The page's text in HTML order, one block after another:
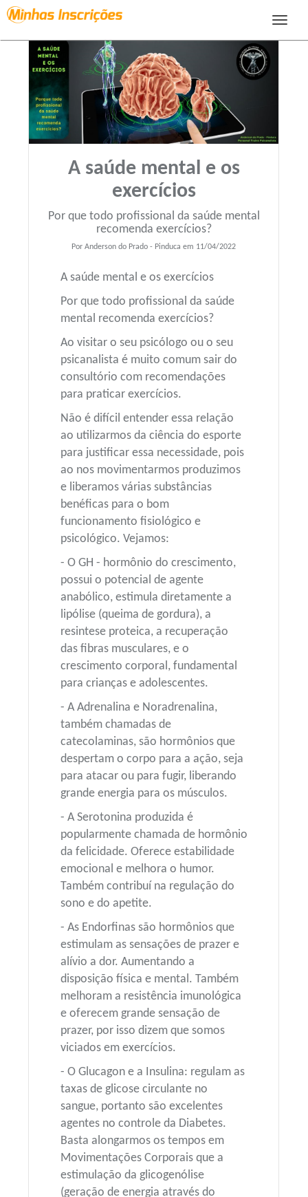
Toggle
A saúde mental e os
exercícios
Por que todo profissional da saúde mental
recomenda exercícios?
Por Anderson do Prado - Pinduca em 11/04/2022
A saúde mental e os exercícios
Por que todo profissional da saúde
mental recomenda exercícios?
Ao visitar o seu psicólogo ou o seu
psicanalista é muito comum sair do
consultório com recomendações
para praticar exercícios.
Não é difícil entender essa relação
ao utilizarmos da ciência do esporte
para justificar essa necessidade, pois
ao nos movimentarmos produzimos
e liberamos várias substâncias
benéficas para o bom
funcionamento fisiológico e
psicológico. Vejamos:
- O GH - hormônio do crescimento,
possui o potencial de agente
anabólico, estimula diretamente a
lipólise (queima de gordura), a
resintese proteica, a recuperação
das fibras musculares, e o
crescimento corporal, fundamental
para crianças e adolescentes.
- A Adrenalina e Noradrenalina,
também chamadas de
catecolaminas, são hormônios que
despertam o corpo para a ação, seja
para atacar ou para fugir, liberando
grande energia para os músculos.
- A Serotonina produzida é
popularmente chamada de hormônio
da felicidade. Oferece estabilidade
emocional e melhora o humor.
Também contribuí na regulação do
sono e do apetite.
- As Endorfinas são hormônios que
estimulam as sensações de prazer e
alívio a dor. Aumentando a
disposição física e mental. Também
melhoram a resistência imunológica
e oferecem grande sensação de
prazer, por isso dizem que somos
viciados em exercícios.
- O Glucagon e a Insulina: regulam as
taxas de glicose circulante no
sangue, portanto são excelentes
agentes no controle da Diabetes.
Basta alongarmos os tempos em
Movimentações Corporais que a
estimulação da glicogenólise
(geração de energia através do